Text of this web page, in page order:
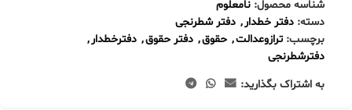
شناسه محصول: نامعلوم
دسته: دفتر خطدار, دفتر شطرنجی
برچسب: ترازوعدالت, حقوق, دفتر حقوق, دفترخطدار,
دفترشطرنجی
به اشتراک بگذارید: